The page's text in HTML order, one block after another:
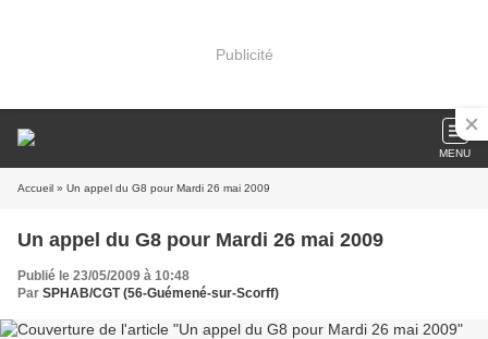
Publicité
MENU
Accueil » Un appel du G8 pour Mardi 26 mai 2009
Un appel du G8 pour Mardi 26 mai 2009
Publié le 23/05/2009 à 10:48
Par SPHAB/CGT (56-Guémené-sur-Scorff)